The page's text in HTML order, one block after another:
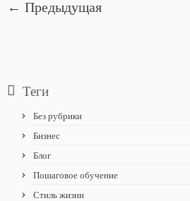
← Предыдущая
Теги
Без рубрики
Бизнес
Блог
Пошаговое обучение
Стиль жизни